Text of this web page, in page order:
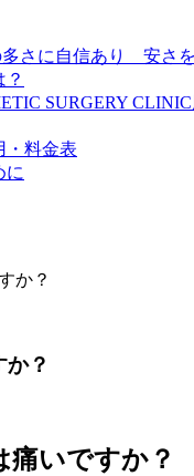
か？
？
痛いですか？